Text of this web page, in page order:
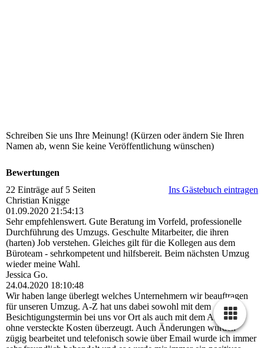
Schreiben Sie uns Ihre Meinung! (Kürzen oder ändern Sie Ihren
Namen ab, wenn Sie keine Veröffentlichung wünschen)
Bewertungen
22 Einträge auf 5 Seiten
Ins Gästebuch eintragen
Christian Knigge
01.09.2020 21:54:13
Sehr empfehlenswert. Gute Beratung im Vorfeld, professionelle
Durchführung des Umzugs. Geschulte Mitarbeiter, die ihren
(harten) Job verstehen. Gleiches gilt für die Kollegen aus dem
Büroteam - sehrkompetent und hilfsbereit. Beim nächsten Umzug
wieder meine Wahl.
Jessica Go.
24.04.2020 18:10:48
Wir haben lange überlegt welches Unternehmern wir beauftragen
für unseren Umzug. A-Z hat uns dabei sowohl mit dem
Besichtigungstermin bei uns vor Ort als auch mit dem Angebot
ohne versteckte Kosten überzeugt. Auch Änderungen wurden
zügig bearbeitet und telefonisch sowie über Email wurde ich immer